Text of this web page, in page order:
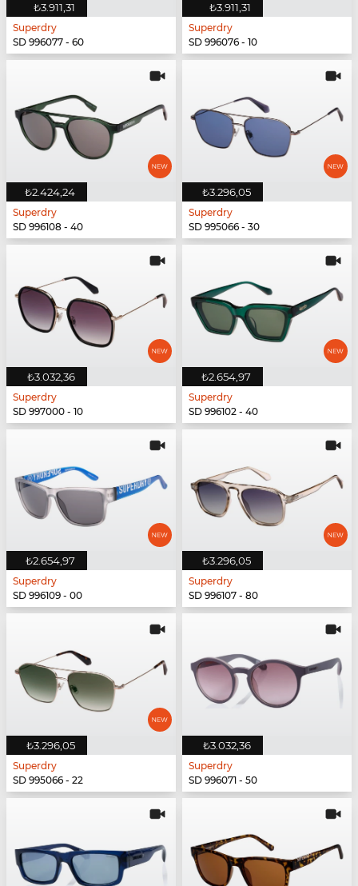
₺3.911,31
Superdry
SD 996077 - 60
₺3.911,31
Superdry
SD 996076 - 10
₺2.424,24
Superdry
SD 996108 - 40
₺3.296,05
Superdry
SD 995066 - 30
₺3.032,36
Superdry
SD 997000 - 10
₺2.654,97
Superdry
SD 996102 - 40
₺2.654,97
Superdry
SD 996109 - 00
₺3.296,05
Superdry
SD 996107 - 80
₺3.296,05
Superdry
SD 995066 - 22
₺3.032,36
Superdry
SD 996071 - 50